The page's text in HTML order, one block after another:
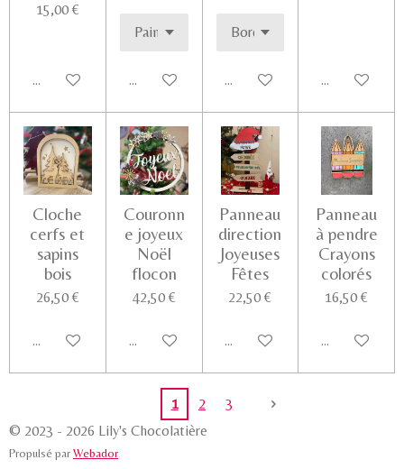
15,00 €
Ajouter au panierVoir les détails Voir les détails Voir les
Cloche
cerfs et
sapins
bois
26,50 €
Ajouter au panier
Couronn
e joyeux
Noël
flocon
42,50 €
Ajouter au panier
Panneau
direction
Joyeuses
Fêtes
22,50 €
Ajouter au panier
Panneau
à pendre
Crayons
colorés
16,50 €
Voir les
1 2
3
© 2023 - 2026 Lily's Chocolatière
Propulsé par Webador